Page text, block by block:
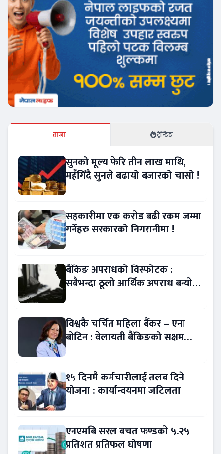
ताजा ट्रेन्डिङ
सुनको मूल्य फेरि तीन लाख माथि,
महँगिँदै सुनले बढायो बजारको चासो !
सहकारीमा एक करोड बढी रकम जम्मा
गर्नेहरु सरकारको निगरानीमा !
बैंकिङ अपराधको विस्फोटक :
सबैभन्दा ठूलो आर्थिक अपराध बन्यो
विश्वकै चर्चित महिला बैंकर – एना
बोटिन : वेलायती बैंकिङको सक्षम
१५ दिनमै कर्मचारीलाई तलब दिने
योजना : कार्यान्वयनमा जटिलता
एनएमबि सरल बचत फण्डको ५.२५
प्रतिशत प्रतिफल घोषणा